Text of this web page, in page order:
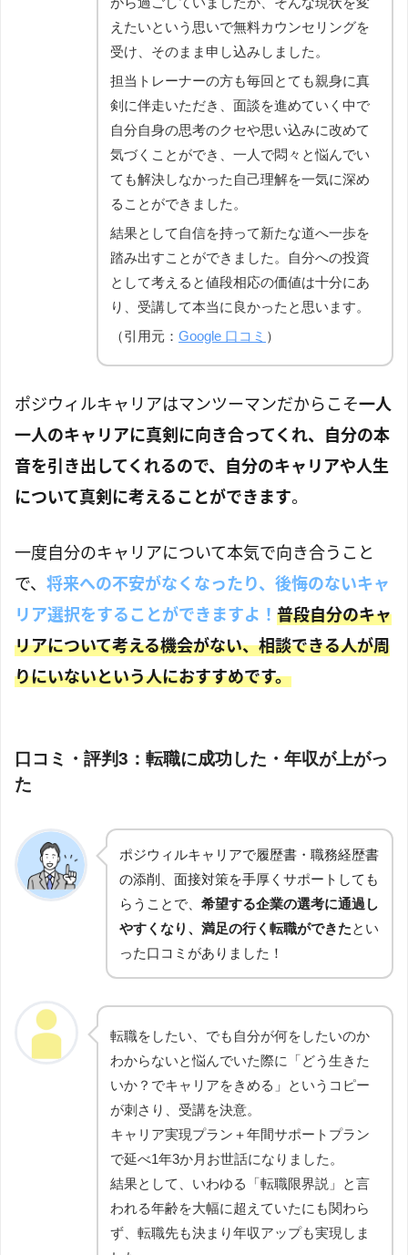
えたいという思いで無料カウンセリングを
受け、そのまま申し込みしました。
担当トレーナーの方も毎回とても親身に真
剣に伴走いただき、面談を進めていく中で
自分自身の思考のクセや思い込みに改めて
気づくことができ、一人で悶々と悩んでい
ても解決しなかった自己理解を一気に深め
ることができました。
結果として自信を持って新たな道へ一歩を
踏み出すことができました。自分への投資
として考えると値段相応の価値は十分にあ
り、受講して本当に良かったと思います。
（引用元： Google 口コミ ）
ポジウィルキャリアはマンツーマンだからこそ一人
一人のキャリアに真剣に向き合ってくれ、自分の本
音を引き出してくれるので、自分のキャリアや人生
について真剣に考えることができます。
一度自分のキャリアについて本気で向き合うこと
で、 将来への不安がなくなったり、後悔のないキャ
リア選択をすることができますよ！ 普段自分のキャ
リアについて考える機会がない、相談できる人が周
りにいないという人におすすめです。
口コミ・評判3：転職に成功した・年収が上がっ
た
ポジウィルキャリアで履歴書・職務経歴書
の添削、面接対策を手厚くサポートしても
らうことで、 希望する企業の選考に通過し
やすくなり、満足の行く転職ができたとい
った口コミがありました！
転職をしたい、でも自分が何をしたいのか
わからないと悩んでいた際に「どう生きた
いか？でキャリアをきめる」というコピー
が刺さり、受講を決意。
キャリア実現プラン＋年間サポートプラン
で延べ1年3か月お世話になりました。
結果として、いわゆる「転職限界説」と言
われる年齢を大幅に超えていたにも関わら
ず、転職先も決まり年収アップも実現しま